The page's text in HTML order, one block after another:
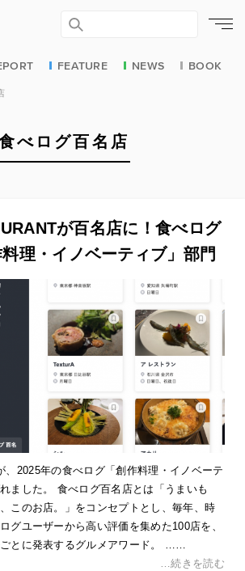
FEATURE NEWS BOOK
べログ百名店
が百名店に！食べログ
理・イノベーティブ」部門
、2025年の食べログ「創作料理・イノベーテ
ました。 食べログ百名店とは「うまいも
このお店。」をコンセプトとし、毎年、時
グユーザーから高い評価を集めた100店を、
とに発表するグルメアワード。 ……
…続きを読む